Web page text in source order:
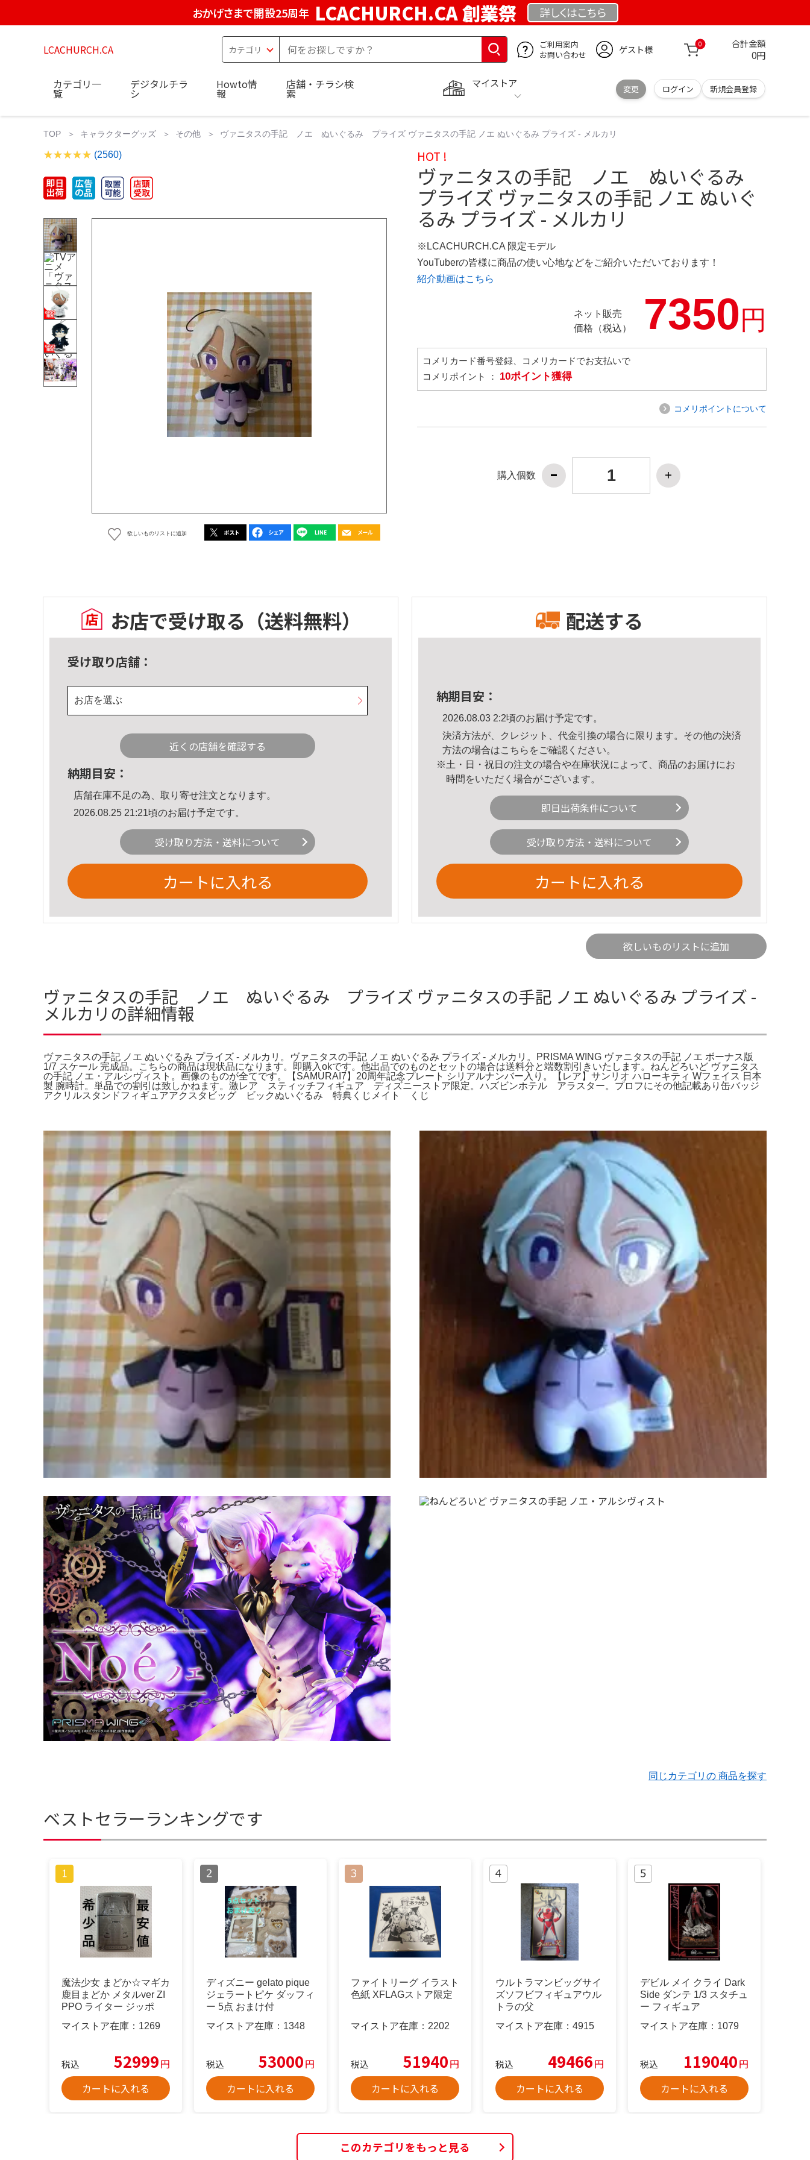
おかげさまで開設25周年 LCACHURCH.CA 創業祭 詳しくはこちら
LCACHURCH.CA
ご利用案内
お問い合わせ
ゲスト様 0 合計金額
0円
マイストア
変更 ログイン 新規会員登録
カテゴリ一
覧
デジタルチラ
シ
Howto情
報
店舗・チラシ検
索
TOP キャラクターグッズ その他 ヴァニタスの手記 ノエ ぬいぐるみ プライズ ヴァニタスの手記 ノエ ぬいぐるみ プライズ - メルカリ
(2560)
欲しいものリストに追加
HOT !
ヴァニタスの手記 ノエ ぬいぐるみ
プライズ ヴァニタスの手記 ノエ ぬいぐ
るみ プライズ - メルカリ
※LCACHURCH.CA 限定モデル
YouTuberの皆様に商品の使い心地などをご紹介いただいております！
紹介動画はこちら
ネット販売
価格（税込）
7350円
コメリカード番号登録、コメリカードでお支払いで
コメリポイント ： 10ポイント獲得
コメリポイントについて
購入個数
お店で受け取る （送料無料）
受け取り店舗：
お店を選ぶ
近くの店舗を確認する
納期目安：
店舗在庫不足の為、取り寄せ注文となります。
2026.08.25 21:21頃のお届け予定です。
受け取り方法・送料について
カートに入れる
配送する
納期目安：
2026.08.03 2:2頃のお届け予定です。
決済方法が、クレジット、代金引換の場合に限ります。その他の決済
方法の場合はこちら をご確認ください。
※土・日・祝日の注文の場合や在庫状況によって、商品のお届けにお
時間をいただく場合がございます。
即日出荷条件について
受け取り方法・送料について
カートに入れる
欲しいものリストに追加
ヴァニタスの手記 ノエ ぬいぐるみ プライズ ヴァニタスの手記 ノエ ぬいぐるみ プライズ -
メルカリの詳細情報
ヴァニタスの手記 ノエ ぬいぐるみ プライズ - メルカリ。ヴァニタスの手記 ノエ ぬいぐるみ プライズ - メルカリ。PRISMA WING ヴァニタスの手記 ノエ ボーナス版
1/7 スケール 完成品。こちらの商品は現状品になります。即購入okです。他出品でのものとセットの場合は送料分と端数割引きいたします。ねんどろいど ヴァニタス
の手記 ノエ・アルシヴィスト。画像のものが全てです。【SAMURAI7】20周年記念プレート シリアルナンバー入り。【レア】サンリオ ハローキティ Wフェイス 日本
製 腕時計。単品での割引は致しかねます。激レア スティッチフィギュア ディズニーストア限定。ハズビンホテル アラスター。プロフにその他記載あり缶バッジ
アクリルスタンドフィギュアアクスタビッグ ビックぬいぐるみ 特典くじメイト くじ
同じカテゴリの 商品を探す
ベストセラーランキングです
魔法少女 まどか☆マギカ
鹿目まどか メタルver ZI
PPO ライター ジッポ
マイストア在庫： 1269
税込 52999円
カートに入れる
ディズニー gelato pique
ジェラートピケ ダッフィ
ー 5点 おまけ付
マイストア在庫： 1348
税込 53000円
カートに入れる
ファイトリーグ イラスト
色紙 XFLAGストア限定
マイストア在庫： 2202
税込 51940円
カートに入れる
ウルトラマンビッグサイ
ズソフビフィギュアウル
トラの父
マイストア在庫： 4915
税込 49466円
カートに入れる
デビル メイ クライ Dark
Side ダンテ 1/3 スタチュ
ー フィギュア
マイストア在庫： 1079
税込 119040円
カートに入れる
このカテゴリをもっと見る